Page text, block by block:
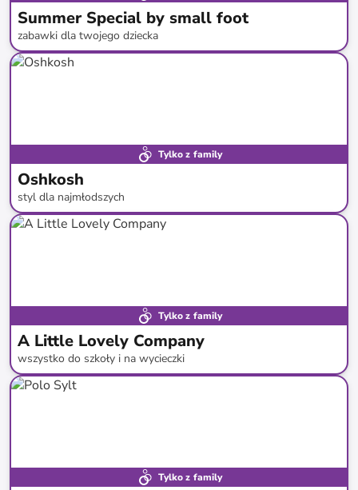
Summer Special by small foot
zabawki dla twojego dziecka
do-43%*
Tylko z family
Oshkosh
styl dla najmłodszych
do -54%*
Tylko z family
A Little Lovely Company
wszystko do szkoły i na wycieczki
do-43%*
Tylko z family